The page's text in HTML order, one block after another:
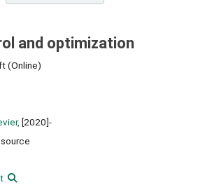
and optimization
(Online)
[2020]-